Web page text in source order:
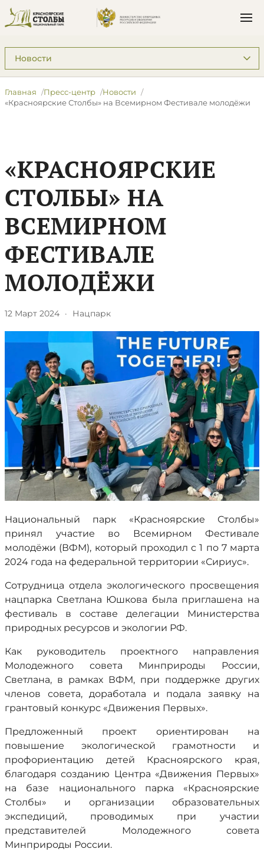
Подразделы: Пресс-центр
Главная Пресс-центр
Новости
​«Красноярские Столбы» на Всемирном Фестивале молодёжи
​«КРАСНОЯРСКИЕ
СТОЛБЫ» НА
ВСЕМИРНОМ
ФЕСТИВАЛЕ
МОЛОДЁЖИ
12 Март 2024 · Нацпарк
Национальный парк «Красноярские Столбы»
принял участие во Всемирном Фестивале
молодёжи (ВФМ), который проходил с 1 по 7 марта
2024 года на федеральной территории «Сириус».
Сотрудница отдела экологического просвещения
нацпарка Светлана Юшкова была приглашена на
фестиваль в составе делегации Министерства
природных ресурсов и экологии РФ.
Как руководитель проектного направления
Молодежного совета Минприроды России,
Светлана, в рамках ВФМ, при поддержке других
членов совета, доработала и подала заявку на
грантовый конкурс «Движения Первых».
Предложенный проект ориентирован на
повышение экологической грамотности и
профориентацию детей Красноярского края,
благодаря созданию Центра «Движения Первых»
на базе национального парка «Красноярские
Столбы» и организации образовательных
экспедиций, проводимых при участии
представителей Молодежного совета
Минприроды России.